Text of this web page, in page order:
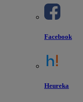
Facebook
Heureka